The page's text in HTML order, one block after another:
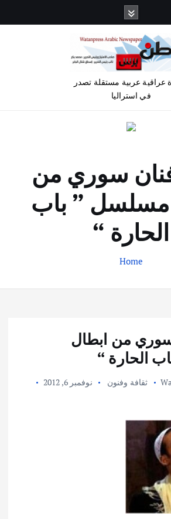
عراقية عربية مستقلة تصدر
في استراليا
سوري من
مسلسل ” باب
الحارة “
Home
من ابطال
الحارة “
ثقافة وفنون
نوفمبر 6, 2012